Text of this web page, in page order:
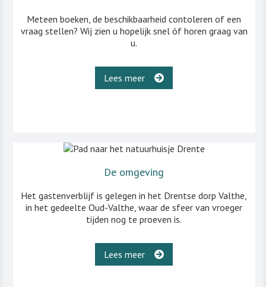
Meteen boeken, de beschikbaarheid contoleren of een
vraag stellen? Wij zien u hopelijk snel óf horen graag van
u.
Lees meer
De omgeving
Het gastenverblijf is gelegen in het Drentse dorp Valthe,
in het gedeelte Oud-Valthe, waar de sfeer van vroeger
tijden nog te proeven is.
Lees meer